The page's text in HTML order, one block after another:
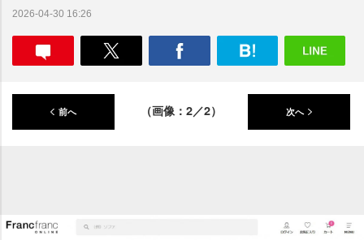
2026-04-30 16:26
前へ （画像：2／2） 次へ